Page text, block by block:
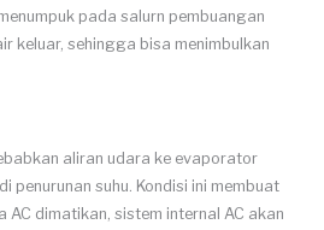
pada salurn pembuangan
keluar, sehingga bisa menimbulkan
aliran udara ke evaporator
penurunan suhu. Kondisi ini membuat
AC dimatikan, sistem internal AC akan